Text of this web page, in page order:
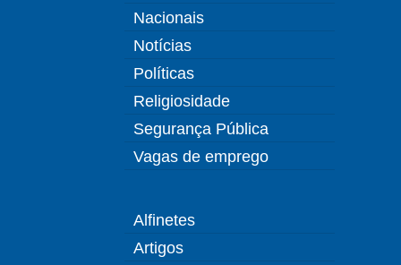
Nacionais
Notícias
Políticas
Religiosidade
Segurança Pública
Vagas de emprego
Alfinetes
Artigos